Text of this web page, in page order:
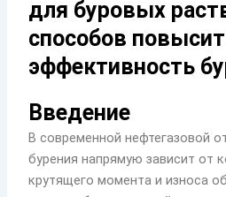
для буровых
способов
эффективность
Введение
В современной нефтегазовой
бурения напрямую зависит от
крутящего момента и износа